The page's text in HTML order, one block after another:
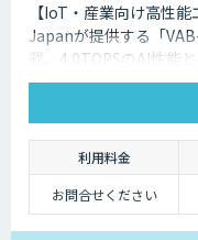
【IoT・産業向け高性
Japanが提供する「
載。4.0TOPSのAI性能
に対応し、低消消費電
利用料金
お問合せください